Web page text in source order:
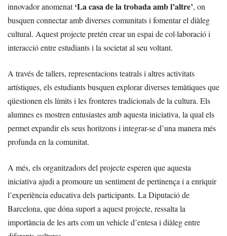
innovador anomenat‘La casa de la trobada amb l’altre’, on
busquen connectar amb diverses comunitats i fomentar el diàleg
cultural. Aquest projecte pretén crear un espai de col·laboració i
interacció entre estudiants i la societat al seu voltant.
A través de tallers, representacions teatrals i altres activitats
artístiques, els estudiants busquen explorar diverses temàtiques que
qüestionen els límits i les fronteres tradicionals de la cultura. Els
alumnes es mostren entusiastes amb aquesta iniciativa, la qual els
permet expandir els seus horitzons i integrar-se d’una manera més
profunda en la comunitat.
A més, els organitzadors del projecte esperen que aquesta
iniciativa ajudi a promoure un sentiment de pertinença i a enriquir
l’experiència educativa dels participants. La Diputació de
Barcelona, que dóna suport a aquest projecte, ressalta la
importància de les arts com un vehicle d’entesa i diàleg entre